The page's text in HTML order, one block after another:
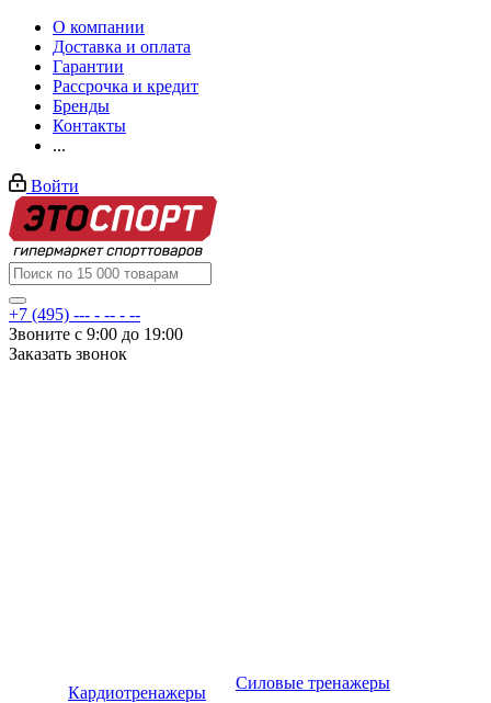
О компании
Доставка и оплата
Гарантии
Рассрочка и кредит
Бренды
Контакты
...
Войти
+7 (495) --- - -- - --
Звоните с 9:00 до 19:00
Заказать звонок
Кардиотренажеры
Силовые тренажеры